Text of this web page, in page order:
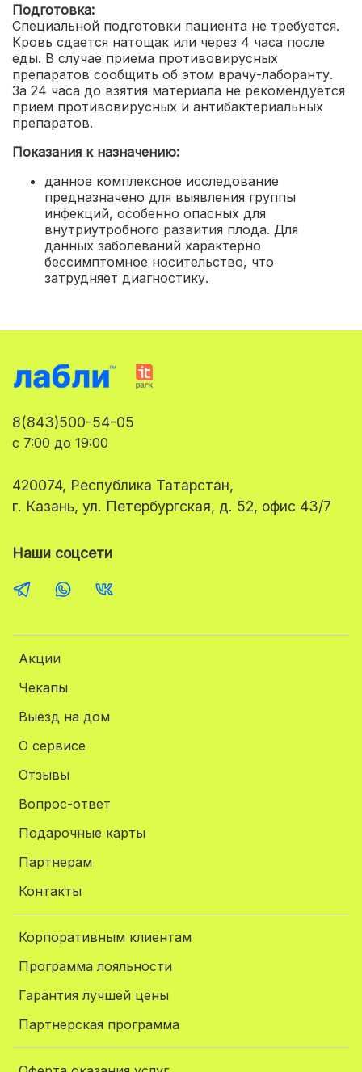
Подготовка:
Специальной подготовки пациента не требуется.
Кровь сдается натощак или через 4 часа после
еды. В случае приема противовирусных
препаратов сообщить об этом врачу-лаборанту.
За 24 часа до взятия материала не рекомендуется
прием противовирусных и антибактериальных
препаратов.
Показания к назначению:
данное комплексное исследование
предназначено для выявления группы
инфекций, особенно опасных для
внутриутробного развития плода. Для
данных заболеваний характерно
бессимптомное носительство, что
затрудняет диагностику.
Акции
Чекапы
Выезд на дом
О сервисе
Отзывы
Вопрос-ответ
Подарочные карты
Партнерам
Контакты
Корпоративным клиентам
Программа лояльности
Гарантия лучшей цены
Партнерская программа
8(843)500-54-05
с 7:00 до 19:00
420074, Республика Татарстан,
г. Казань, ул. Петербургская, д. 52, офис 43/7
Наши соцсети